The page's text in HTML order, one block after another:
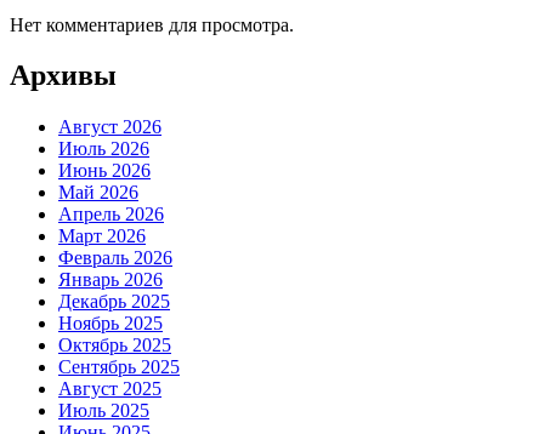
Нет комментариев для просмотра.
Архивы
Август 2026
Июль 2026
Июнь 2026
Май 2026
Апрель 2026
Март 2026
Февраль 2026
Январь 2026
Декабрь 2025
Ноябрь 2025
Октябрь 2025
Сентябрь 2025
Август 2025
Июль 2025